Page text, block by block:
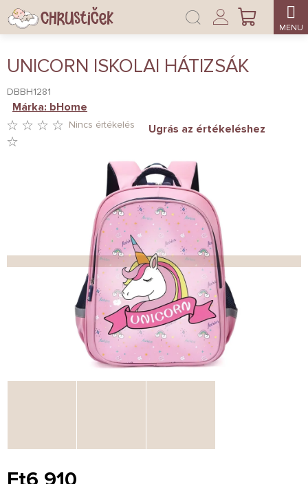
Ugrás
fő
KOSÁR
Bejelentkezés
UNICORN ISKOLAI HÁTIZSÁK
DBBH1281
CSILLAG.
Nincs értékelés Ugrás az értékeléshez
Márka: bHome